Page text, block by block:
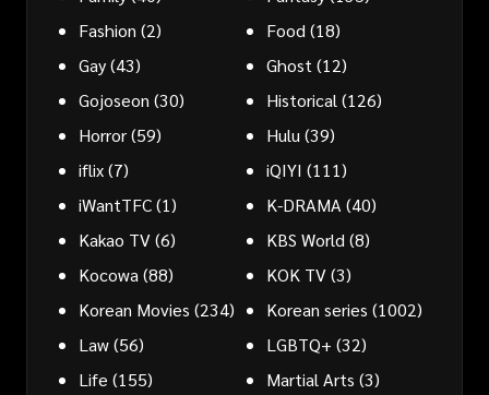
Fashion (2) Food (18)
Gay(43) Ghost (12)
Gojoseon (30) Historical (126)
Horror(59) Hulu (39)
iflix(7) iQIYI (111)
iWantTFC(1) K-DRAMA (40)
Kakao TV(6) KBS World (8)
Kocowa (88) KOK TV(3)
Korean Movies (234) Korean series (1002)
Law(56) LGBTQ+ (32)
Life (155) Martial Arts (3)